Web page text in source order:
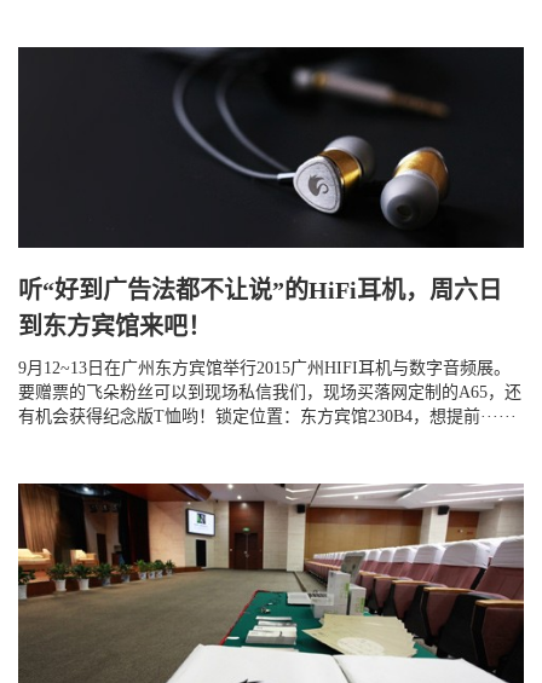
听“好到广告法都不让说”的HiFi耳机，周六日
到东方宾馆来吧！
9月12~13日在广州东方宾馆举行2015广州HIFI耳机与数字音频展。
要赠票的飞朵粉丝可以到现场私信我们，现场买落网定制的A65，还
有机会获得纪念版T恤哟！锁定位置：东方宾馆230B4，想提前······